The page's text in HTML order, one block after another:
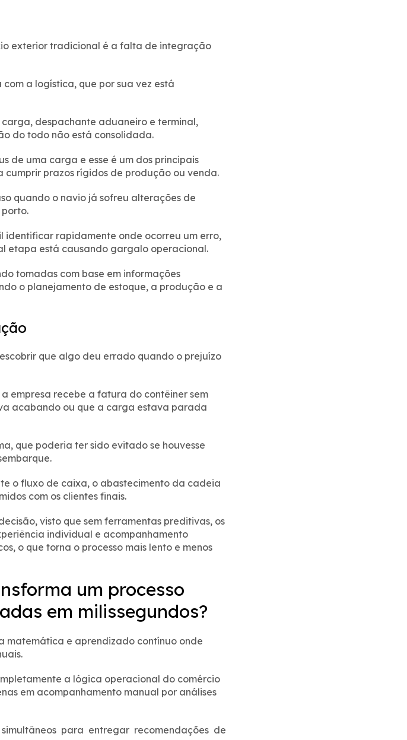
exterior tradicional é a falta de integração
a logística, que por sua vez está
despachante aduaneiro e terminal,
do todo não está consolidada.
de uma carga e esse é um dos principais
prazos rígidos de produção ou venda.
quando o navio já sofreu alterações de
identificar rapidamente onde ocorreu um erro,
etapa está causando gargalo operacional.
tomadas com base em informações
o planejamento de estoque, a produção e a
que algo deu errado quando o prejuízo
a empresa recebe a fatura do contêiner sem
acabando ou que a carga estava parada
que poderia ter sido evitado se houvesse
o fluxo de caixa, o abastecimento da cadeia
com os clientes finais.
visto que sem ferramentas preditivas, os
individual e acompanhamento
o que torna o processo mais lento e menos
um processo
em milissegundos?
matemática e aprendizado contínuo onde
a lógica operacional do comércio
em acompanhamento manual por análises
para entregar recomendações de